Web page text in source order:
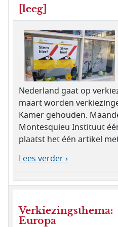
[leeg]
Nederland gaat op
maart worden
Kamer gehouden.
Montesquieu Instituut
plaatst het één artikel met
Lees verder ›
Verkiezingsthema:
Europa